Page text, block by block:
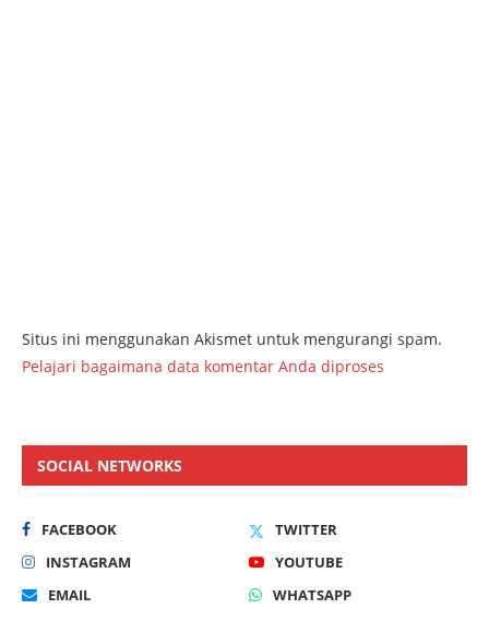
Situs ini menggunakan Akismet untuk mengurangi spam.
Pelajari bagaimana data komentar Anda diproses
SOCIAL NETWORKS
FACEBOOK
TWITTER
INSTAGRAM
YOUTUBE
EMAIL
WHATSAPP